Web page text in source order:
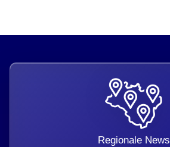
Regionale News